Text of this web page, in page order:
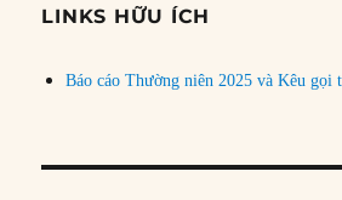
đề
LINKS HỮU ÍCH
Báo cáo Thường niên 2025 và Kêu gọi